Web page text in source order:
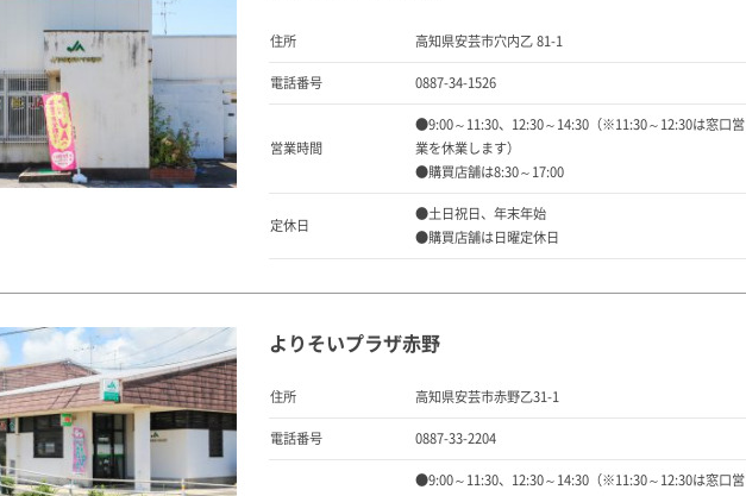
住所 高知県安芸市穴内乙 81-1
電話番号 0887-34-1526
営業時間
●9:00～11:30、12:30～14:30（※11:30～12:30は窓口営
業を休業します）
●購買店舗は8:30～17:00
定休日
●土日祝日、年末年始
●購買店舗は日曜定休日
よりそいプラザ赤野
住所 高知県安芸市赤野乙31-1
電話番号 0887-33-2204
●9:00～11:30、12:30～14:30（※11:30～12:30は窓口営